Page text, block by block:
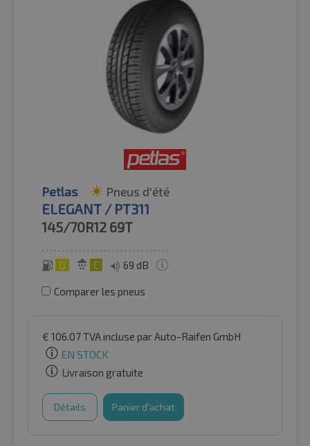
Petlas Pneus d'été
ELEGANT / PT311
145/70R12 69T
D C 69 dB
Comparer les pneus
€ 106.07TVA incluse par Auto-Raifen GmbH
EN STOCK
Livraison gratuite
Détails Panier d'achat